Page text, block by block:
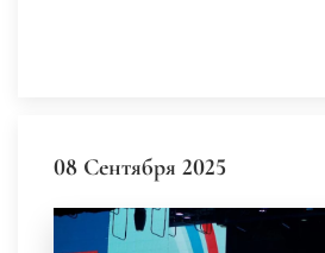
08 Сентября 2025